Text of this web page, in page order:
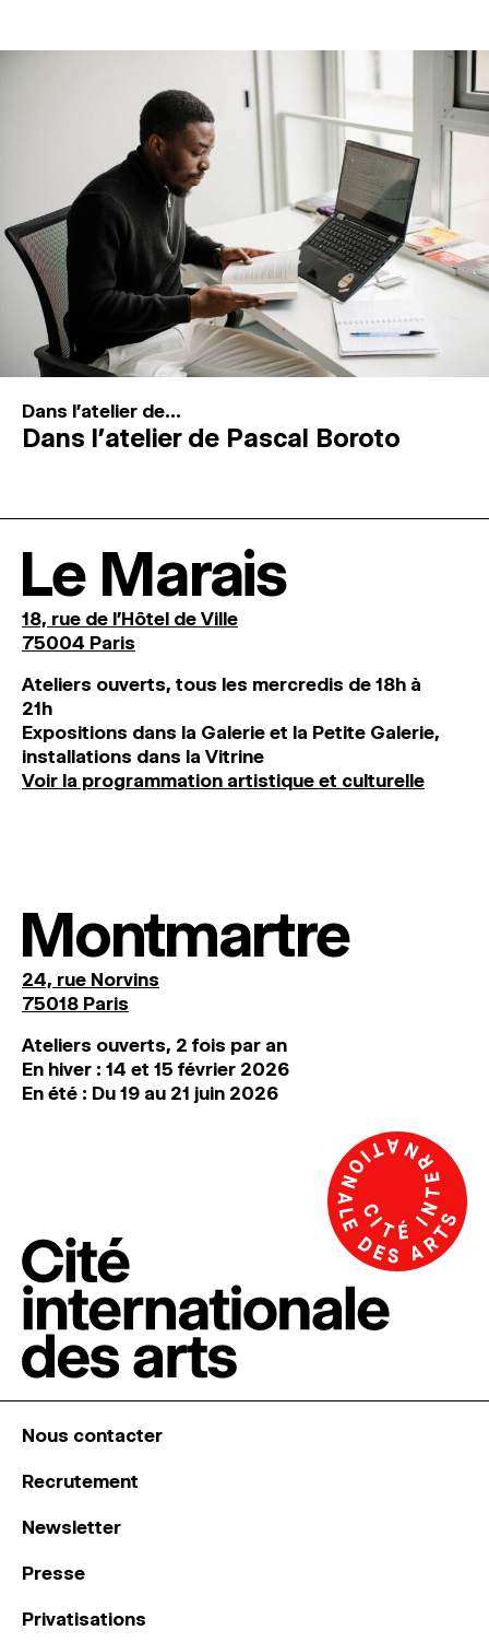
Dans l'atelier de...
Dans l’atelier de Pascal Boroto
Le Marais
18, rue de l'Hôtel de Ville
75004 Paris
Ateliers ouverts, tous les mercredis de 18h à
21h
Expositions dans la Galerie et la Petite Galerie,
installations dans la Vitrine
Voir la programmation artistique et culturelle
Montmartre
24, rue Norvins
75018 Paris
Ateliers ouverts, 2 fois par an
En hiver : 14 et 15 février 2026
En été : Du 19 au 21 juin 2026
Nous contacter
Recrutement
Newsletter
Presse
Privatisations